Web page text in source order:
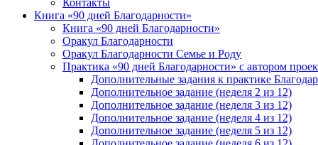
Контакты
Книга «90 дней Благодарности»
Книга «90 дней Благодарности»
Оракул Благодарности
Оракул Благодарности Семье и Роду
Практика «90 дней Благодарности» с автором
Дополнительные задания к практике
Дополнительное задание (неделя 2 из 12)
Дополнительное задание (неделя 3 из 12)
Дополнительное задание (неделя 4 из 12)
Дополнительное задание (неделя 5 из 12)